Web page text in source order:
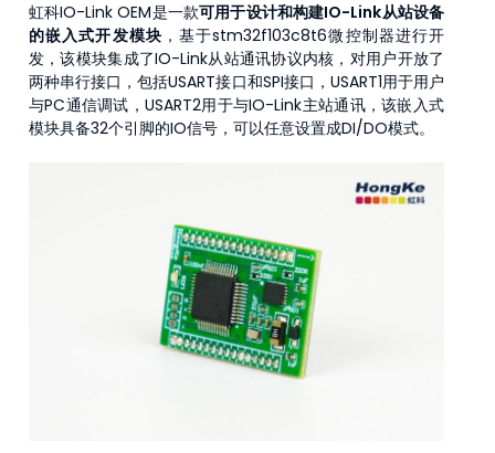
虹科IO-Link OEM是一款可用于设计和构建IO-Link从站设备
的嵌入式开发模块 ，基于stm32f103c8t6微控制器进行开
发，该模块集成了IO-Link从站通讯协议内核，对用户开放了
两种串行接口，包括USART接口和SPI接口，USART1用于用户
与PC通信调试，USART2用于与IO-Link主站通讯，该嵌入式
模块具备32个引脚的IO信号，可以任意设置成DI/DO模式。